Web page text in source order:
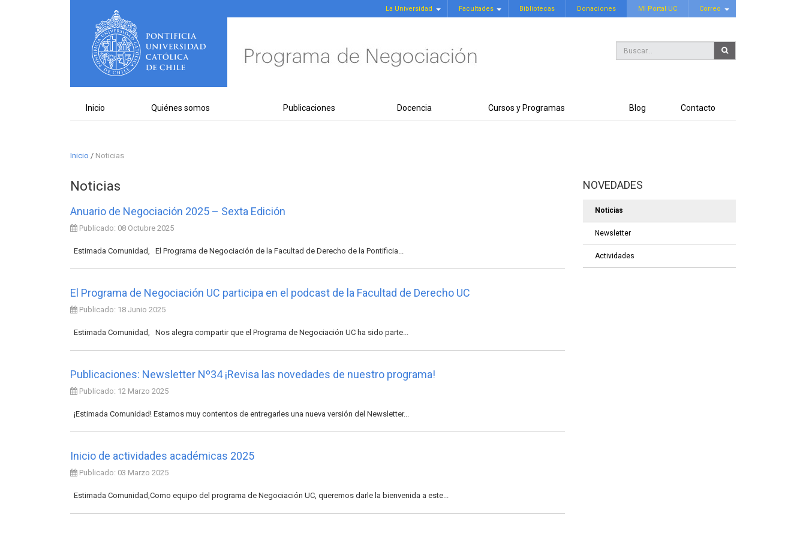
La Universidad Facultades Bibliotecas Donaciones MI Portal UC Correo
Buscar...
Inicio Quiénes somos Publicaciones Docencia Cursos y Programas Blog Contacto
Inicio / Noticias
Noticias
Anuario de Negociación 2025 – Sexta Edición
Publicado: 08 Octubre 2025
Estimada Comunidad, El Programa de Negociación de la Facultad de Derecho de la Pontificia...
El Programa de Negociación UC participa en el podcast de la Facultad de Derecho UC
Publicado: 18 Junio 2025
Estimada Comunidad, Nos alegra compartir que el Programa de Negociación UC ha sido parte...
Publicaciones: Newsletter Nº34 ¡Revisa las novedades de nuestro programa!
Publicado: 12 Marzo 2025
¡Estimada Comunidad! Estamos muy contentos de entregarles una nueva versión del Newsletter...
Inicio de actividades académicas 2025
Publicado: 03 Marzo 2025
Estimada Comunidad,Como equipo del programa de Negociación UC, queremos darle la bienvenida a este...
NOVEDADES
Noticias
Newsletter
Actividades